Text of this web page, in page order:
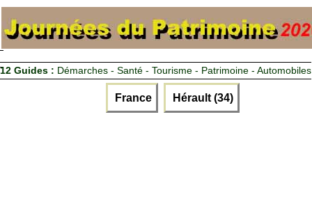
12 Guides : Démarches - Santé - Tourisme - Patrimoine - Automobiles
France Hérault (34)